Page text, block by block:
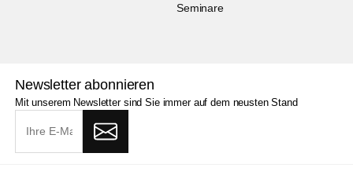
Seminare
Newsletter abonnieren
Mit unserem Newsletter sind Sie immer auf dem neusten Stand